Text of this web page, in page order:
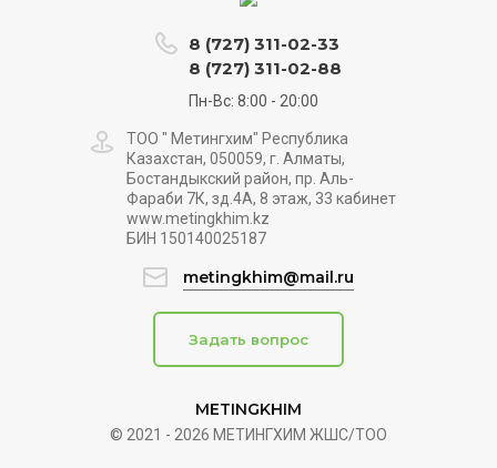
METINGKHIM
© 2021 - 2026 МЕТИНГХИМ ЖШС/ТОО
8 (727) 311-02-33
8 (727) 311-02-88
Пн-Вс: 8:00 - 20:00
ТОО " Метингхим" Республика
Казахстан, 050059, г. Алматы,
Бостандыкский район, пр. Аль-
Фараби 7К, зд.4А, 8 этаж, 33 кабинет
www.metingkhim.kz
БИН 150140025187
metingkhim@mail.ru
Задать вопрос